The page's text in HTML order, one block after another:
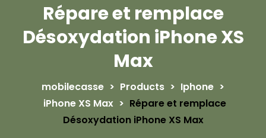
Répare et remplace
Désoxydation iPhone XS
Max
mobilecasse > Products > Iphone >
iPhone XS Max > Répare et remplace
Désoxydation iPhone XS Max